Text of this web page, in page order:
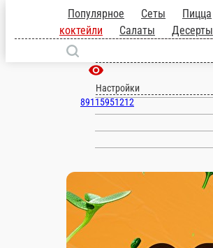
Великий Устюг
ru
Настройки
Популярное Сеты Пицца
коктейли
Салаты Десерты